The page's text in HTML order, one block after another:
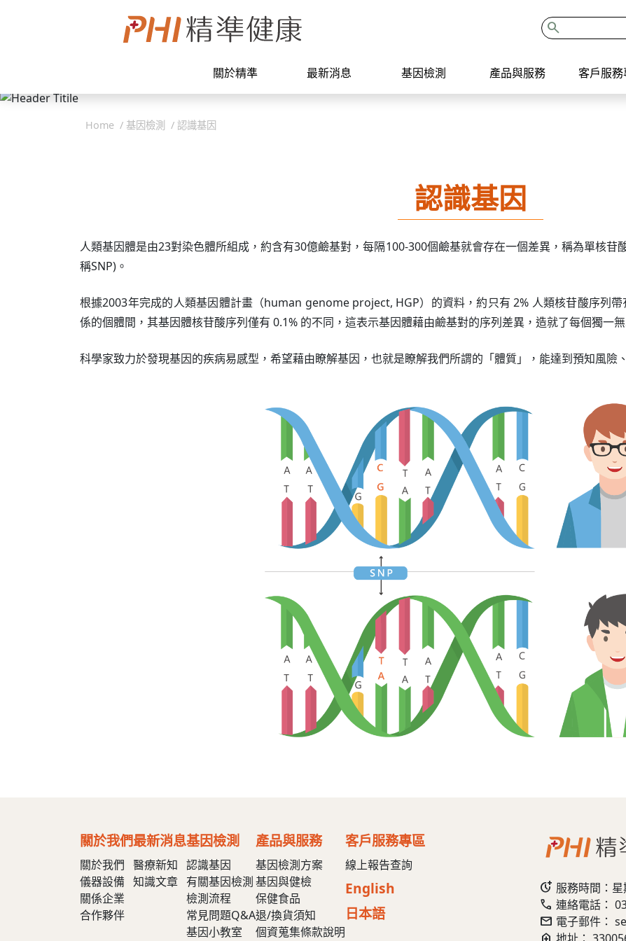
search
關於精準 最新消息 基因檢測 產品與服務 客戶服務
Home 基因檢測 認識基因
認識基因
人類基因體是由23對染色體所組成，約含有30億鹼基對，每隔100-300個鹼基就會存在一個差異，稱為單核
稱SNP)。
根據2003年完成的人類基因體計畫（human genome project, HGP）的資料，約只有 2% 人類核苷酸序列
係的個體間，其基因體核苷酸序列僅有 0.1% 的不同，這表示基因體藉由鹼基對的序列差異，造就了每個獨一
科學家致力於發現基因的疾病易感型，希望藉由瞭解基因，也就是瞭解我們所謂的「體質」，能達到預知風險
關於我們
關於我們
儀器設備
關係企業
合作夥伴
最新消息
醫療新知
知識文章
基因檢測
認識基因
有關基因檢測
檢測流程
常見問題Q&A
基因小教室
產品與服務
基因檢測方案
基因與健檢
保健食品
退/換貨須知
個資蒐集條款說明
客戶服務專區
線上報告查詢
English
日本語
more_time 服務時間：
call 連絡電話：
mail 電子郵件：